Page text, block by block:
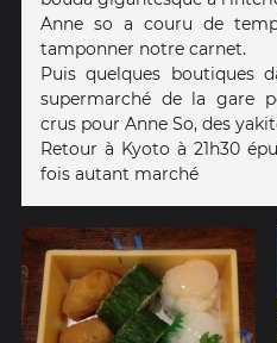
Anne so a couru de
tamponner notre carnet.
Puis quelques boutiques
supermarché de la gare
crus pour Anne So, des
Retour à Kyoto à 21h30
fois autant marché